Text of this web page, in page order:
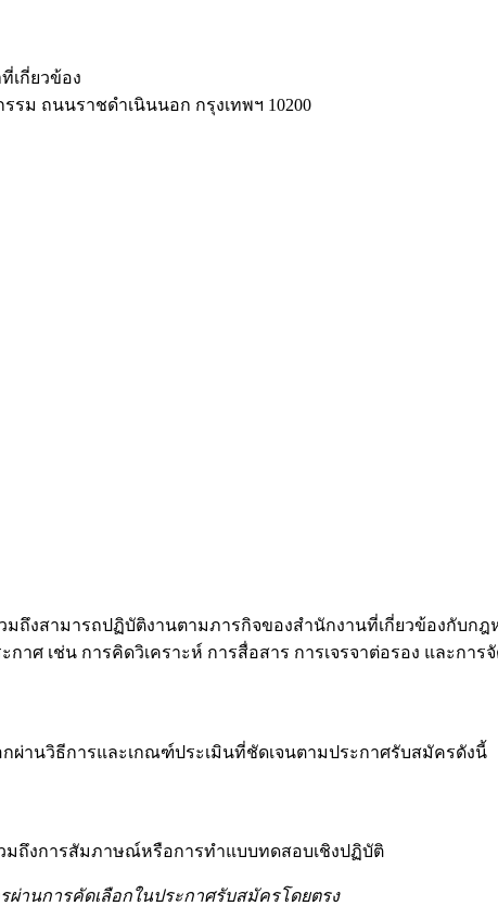
เกี่ยวข้อง
รม ถนนราชดำเนินนอก กรุงเทพฯ 10200
ถึงสามารถปฏิบัติงานตามภารกิจของสำนักงานที่เกี่ยวข้องกับก
ศ เช่น การคิดวิเคราะห์ การสื่อสาร การเจรจาต่อรอง และการ
ผ่านวิธีการและเกณฑ์ประเมินที่ชัดเจนตามประกาศรับสมัครดังนี้
มถึงการสัมภาษณ์หรือการทำแบบทดสอบเชิงปฏิบัติ
านการคัดเลือกในประกาศรับสมัครโดยตรง